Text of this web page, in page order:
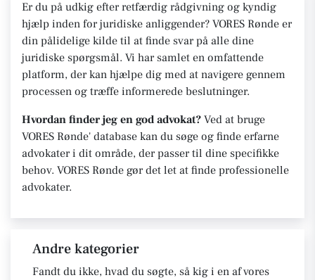
Er du på udkig efter retfærdig rådgivning og kyndig
hjælp inden for juridiske anliggender? VORES Rønde er
din pålidelige kilde til at finde svar på alle dine
juridiske spørgsmål. Vi har samlet en omfattende
platform, der kan hjælpe dig med at navigere gennem
processen og træffe informerede beslutninger.
Hvordan finder jeg en god advokat? Ved at bruge
VORES Rønde' database kan du søge og finde erfarne
advokater i dit område, der passer til dine specifikke
behov. VORES Rønde gør det let at finde professionelle
advokater.
Andre kategorier
Fandt du ikke, hvad du søgte, så kig i en af vores